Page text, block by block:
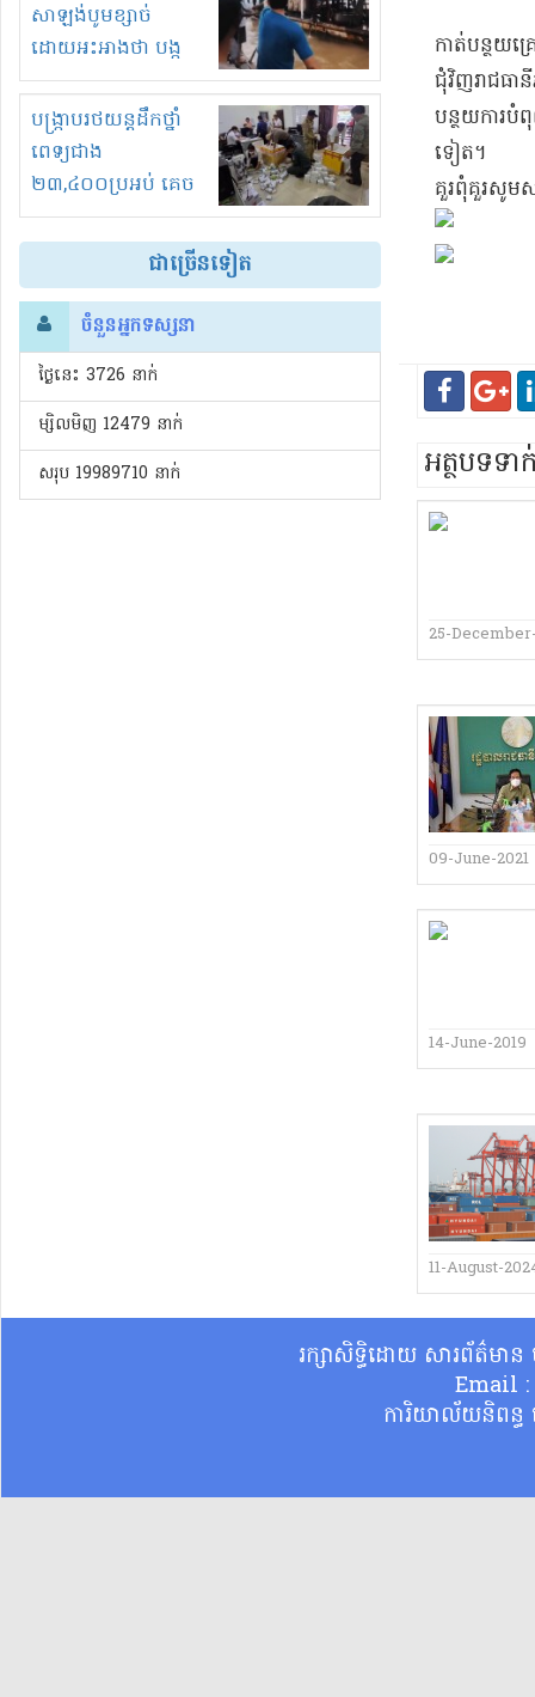
សាឡង់បូមខ្សាច់
ដោយអះអាងថា បង្ក
បាក់ច្រាំងទន្លេ និង
រំខានទាំងយប់ទាំងថ្ងៃ
បង្ក្រាបរថយន្តដឹកថ្នាំ
ពេទ្យជាង
២៣,៤០០ប្រអប់ គេច
ពន្ធនិងអត់ច្បាប់នាំ
ចូល!?
ជាច្រើនទៀត
ចំនួនអ្នកទស្សនា
ថ្ងៃនេះ​ 3726 នាក់
ម្សិលមិញ 12479 នាក់
សរុប 19989710 នាក់
កាត់បន្ថយ​គ្
ជុំវិញ​រាជធ
បន្ថយ​ការបំ
ទៀត។
គួរ​ពុំគួរ​សូម​ស
អត្ថបទទ
25-
09-June-2021
14-June-2019
11-August-
រក្សាសិទ្ធិដោយ សារព័ត៌មា
Email
ការិយាល័យនិពន្ធ